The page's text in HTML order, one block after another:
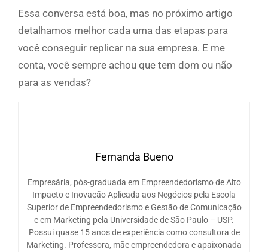
Essa conversa está boa, mas no próximo artigo
detalhamos melhor cada uma das etapas para
você conseguir replicar na sua empresa. E me
conta, você sempre achou que tem dom ou não
para as vendas?
Fernanda Bueno
Empresária, pós-graduada em Empreendedorismo de Alto
Impacto e Inovação Aplicada aos Negócios pela Escola
Superior de Empreendedorismo e Gestão de Comunicação
e em Marketing pela Universidade de São Paulo – USP.
Possui quase 15 anos de experiência como consultora de
Marketing. Professora, mãe empreendedora e apaixonada